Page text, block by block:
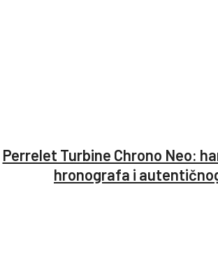
Perrelet Turbine Chrono Neo:
hronografa i